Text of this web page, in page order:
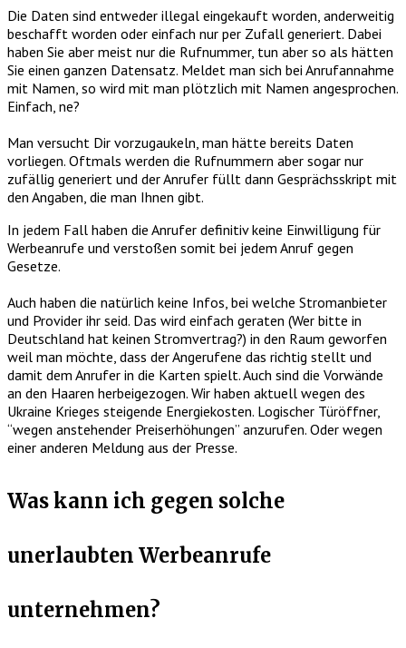
Die Daten sind entweder illegal eingekauft worden, anderweitig
beschafft worden oder einfach nur per Zufall generiert. Dabei
haben Sie aber meist nur die Rufnummer, tun aber so als hätten
Sie einen ganzen Datensatz. Meldet man sich bei Anrufannahme
mit Namen, so wird mit man plötzlich mit Namen angesprochen.
Einfach, ne?
Man versucht Dir vorzugaukeln, man hätte bereits Daten
vorliegen. Oftmals werden die Rufnummern aber sogar nur
zufällig generiert und der Anrufer füllt dann Gesprächsskript mit
den Angaben, die man Ihnen gibt.
In jedem Fall haben die Anrufer definitiv keine Einwilligung für
Werbeanrufe und verstoßen somit bei jedem Anruf gegen
Gesetze.
Auch haben die natürlich keine Infos, bei welche Stromanbieter
und Provider ihr seid. Das wird einfach geraten (Wer bitte in
Deutschland hat keinen Stromvertrag?) in den Raum geworfen
weil man möchte, dass der Angerufene das richtig stellt und
damit dem Anrufer in die Karten spielt. Auch sind die Vorwände
an den Haaren herbeigezogen. Wir haben aktuell wegen des
Ukraine Krieges steigende Energiekosten. Logischer Türöffner,
“wegen anstehender Preiserhöhungen” anzurufen. Oder wegen
einer anderen Meldung aus der Presse.
Was kann ich gegen solche
unerlaubten Werbeanrufe
unternehmen?